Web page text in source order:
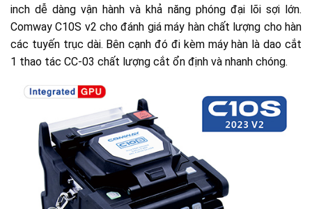
inch dễ dàng vận hành và khả năng phóng đại lõi sợi lớn.
Comway C10S v2 cho đánh giá máy hàn chất lượng cho hàn
các tuyến trục dài. Bên cạnh đó đi kèm máy hàn là dao cắt
1 thao tác CC-03 chất lượng cắt ổn định và nhanh chóng.